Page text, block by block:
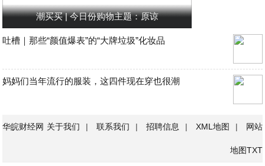
潮买买 | 今日份购物主题：原谅
吐槽｜那些“颜值爆表”的“大牌垃圾”化妆品
妈妈们当年流行的服装，这四件现在穿也很潮
华皖财经网 关于我们 | 联系我们 | 招聘信息 | XML地图 | 网站
地图TXT